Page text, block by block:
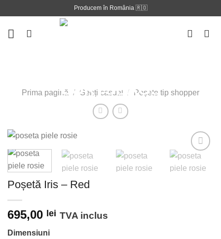
to
content
Producem în România 🇷🇴
Prima pagină / Genți casual / Poșete tip shopper
Poșetă Iris – Red
695,00 lei TVA inclus
Dimensiuni